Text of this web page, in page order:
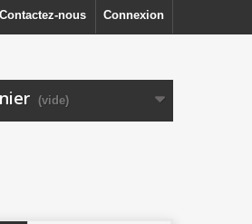
Connexion
Contactez-nous
(vide)